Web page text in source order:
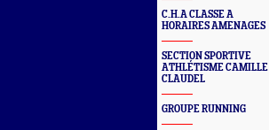
C.H.A CLASSE A
HORAIRES AMENAGES
SECTION SPORTIVE
ATHLÉTISME CAMILLE
CLAUDEL
GROUPE RUNNING